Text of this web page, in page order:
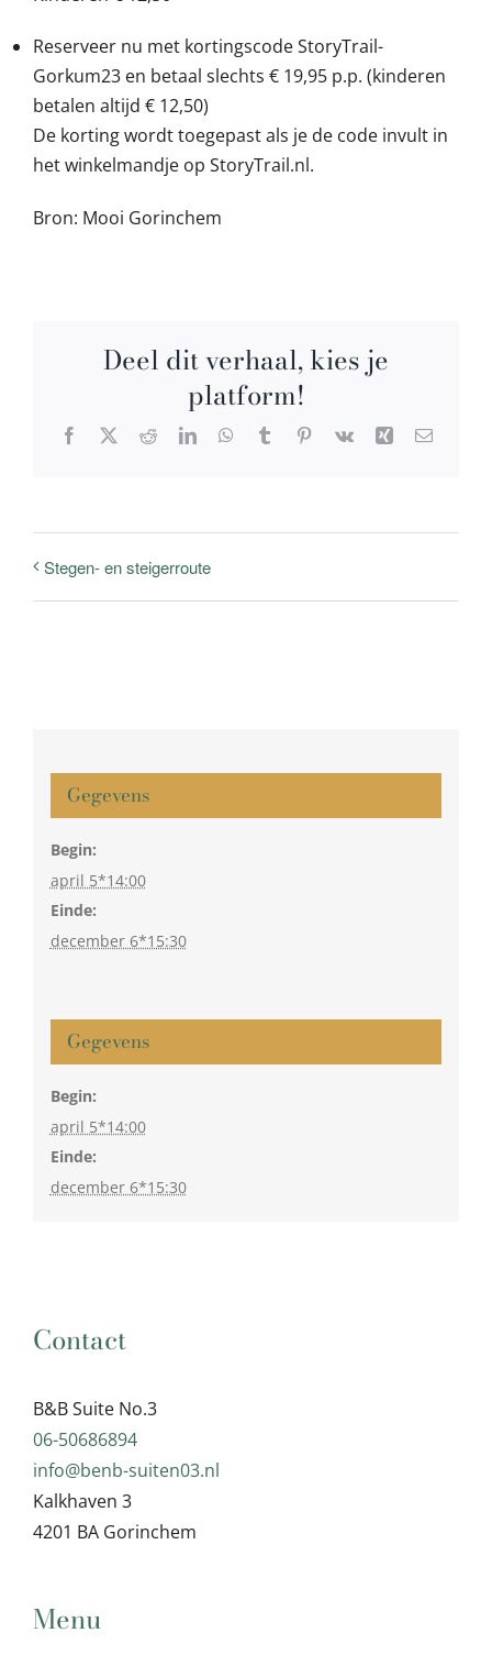
Reserveer nu met kortingscode StoryTrail-
Gorkum23 en betaal slechts € 19,95 p.p. (kinderen
betalen altijd € 12,50)
De korting wordt toegepast als je de code invult in
het winkelmandje op StoryTrail.nl.
Bron: Mooi Gorinchem
Deel dit verhaal, kies je
platform!
Facebook
X RedditLinkedInWhatsApp
TumblrPinterest
Vk Xing E-
Stegen- en steigerroute
Gegevens
Begin:
april 5*14:00
Einde:
december 6*15:30
Gegevens
Begin:
april 5*14:00
Einde:
december 6*15:30
Contact
B&B Suite No.3
06-50686894
info@benb-suiten03.nl
Kalkhaven 3
4201 BA Gorinchem
Menu